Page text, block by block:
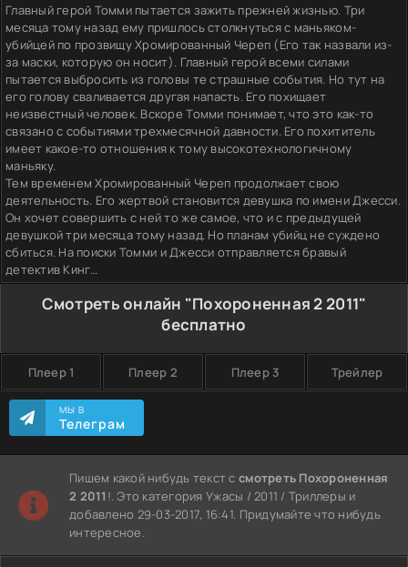
Главный герой Томми пытается зажить прежней жизнью. Три
месяца тому назад ему пришлось столкнуться с маньяком-
убийцей по прозвищу Хромированный Череп (Его так назвали из-
за маски, которую он носит). Главный герой всеми силами
пытается выбросить из головы те страшные события. Но тут на
его голову сваливается другая напасть. Его похищает
неизвестный человек. Вскоре Томми понимает, что это как-то
связано с событиями трехмесячной давности. Его похититель
имеет какое-то отношения к тому высокотехнологичному
маньяку.
Тем временем Хромированный Череп продолжает свою
деятельность. Его жертвой становится девушка по имени Джесси.
Он хочет совершить с ней то же самое, что и с предыдущей
девушкой три месяца тому назад. Но планам убийц не суждено
сбиться. На поиски Томми и Джесси отправляется бравый
детектив Кинг…
Смотреть онлайн "Похороненная 2 2011"
бесплатно
Плеер 1 Плеер 2 Плеер 3 Трейлер
МЫ В
Телеграм
Пишем какой нибудь текст ссмотреть Похороненная
2 2011 !. Это категория Ужасы / 2011 / Триллеры и
добавлено 29-03-2017, 16:41. Придумайте что нибудь
интересное.